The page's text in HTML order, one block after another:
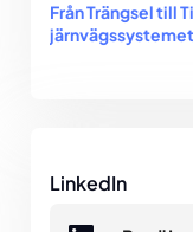
Från Trängsel till
järnvägssystemet
LinkedIn